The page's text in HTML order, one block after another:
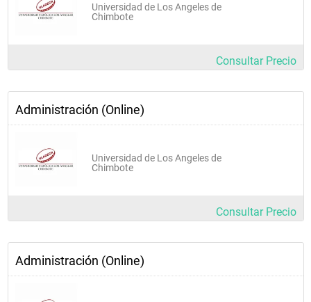
Universidad de Los Angeles de
Chimbote
Consultar Precio
Administración (Online)
Universidad de Los Angeles de
Chimbote
Consultar Precio
Administración (Online)